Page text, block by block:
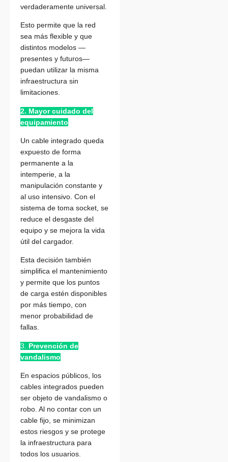
verdaderamente universal.
Esto permite que la red
sea más flexible y que
distintos modelos —
presentes y futuros—
puedan utilizar la misma
infraestructura sin
limitaciones.
2. Mayor cuidado del
equipamiento
Un cable integrado queda
expuesto de forma
permanente a la
intemperie, a la
manipulación constante y
al uso intensivo. Con el
sistema de toma socket, se
reduce el desgaste del
equipo y se mejora la vida
útil del cargador.
Esta decisión también
simplifica el mantenimiento
y permite que los puntos
de carga estén disponibles
por más tiempo, con
menor probabilidad de
fallas.
3. Prevención de
vandalismo
En espacios públicos, los
cables integrados pueden
ser objeto de vandalismo o
robo. Al no contar con un
cable fijo, se minimizan
estos riesgos y se protege
la infraestructura para
todos los usuarios.